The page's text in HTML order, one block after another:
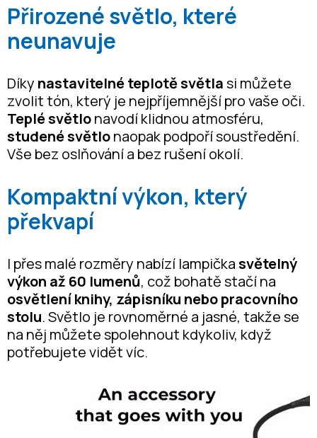
Přirozené světlo, které
neunavuje
Díky nastavitelné teplotě světlasi můžete
zvolit tón, který je nejpříjemnější pro vaše oči.
Teplé světlonavodí klidnou atmosféru,
studené světlonaopak podpoří soustředění.
Vše bez oslňování a bez rušení okolí.
Kompaktní výkon, který
překvapí
I přes malé rozměry nabízí lampičkasvětelný
výkon až 60 lumenů, což bohatě stačí na
osvětlení knihy, zápisníku nebo pracovního
stolu. Světlo je rovnoměrné a jasné, takže se
na něj můžete spolehnout kdykoliv, když
potřebujete vidět víc.